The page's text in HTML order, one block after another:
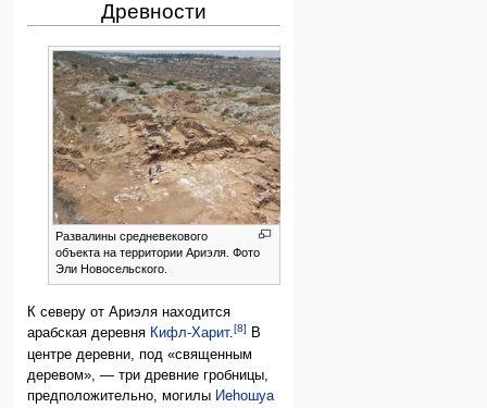
Древности
Развалины средневекового
объекта на территории Ариэля. Фото
Эли Новосельского.
К северу от Ариэля находится
арабская деревня Кифл-Харит.[8]
В
центре деревни, под «священным
деревом», — три древние гробницы,
предположительно, могилы Иеhошуа